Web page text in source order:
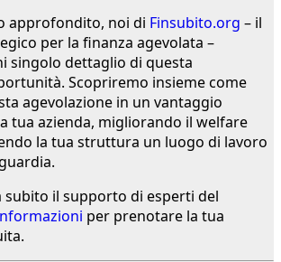
approfondito, noi di Finsubito.org – il
per la finanza agevolata –
singolo dettaglio di questa
Scopriremo insieme come
agevolazione in un vantaggio
tua azienda, migliorando il welfare
la tua struttura un luogo di lavoro
subito il supporto di esperti del
per prenotare la tua